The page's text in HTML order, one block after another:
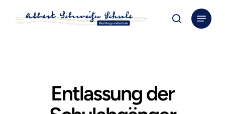
search
Menu
Entlassung der
Close